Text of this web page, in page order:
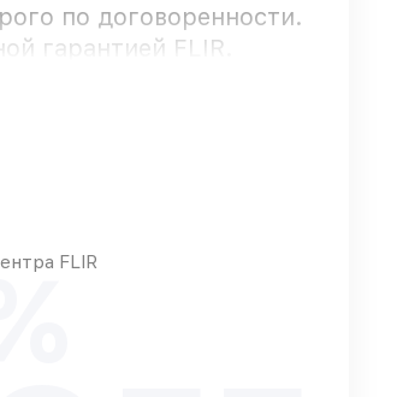
по договоренности.
гарантией FLIR.
оперативно
FLIR